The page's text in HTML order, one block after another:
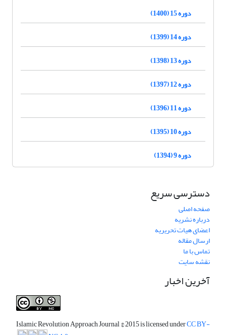
دوره 15 (1400)
دوره 14 (1399)
دوره 13 (1398)
دوره 12 (1397)
دوره 11 (1396)
دوره 10 (1395)
دوره 9 (1394)
دسترسی سریع
صفحه اصلی
درباره نشریه
اعضای هیات تحریریه
ارسال مقاله
تماس با ما
نقشه سایت
آخرین اخبار
Islamic Revolution Approach Journal© 2015 is licensed underCC BY-